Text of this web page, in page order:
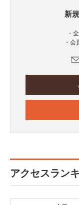
新
・
・
アクセスラン